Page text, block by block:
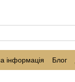
інформація Блог